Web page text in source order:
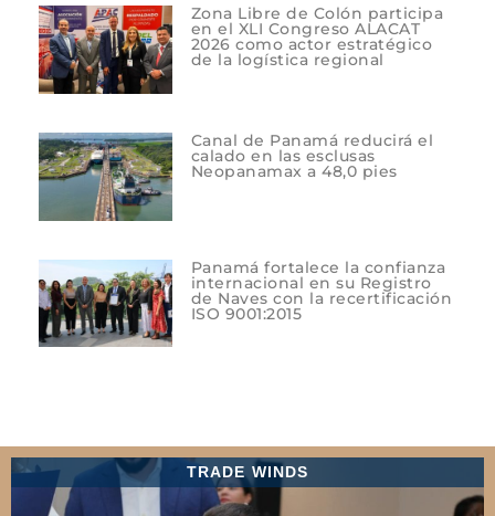
Zona Libre de Colón participa
en el XLI Congreso ALACAT
2026 como actor estratégico
de la logística regional
Canal de Panamá reducirá el
calado en las esclusas
Neopanamax a 48,0 pies
Panamá fortalece la confianza
internacional en su Registro
de Naves con la recertificación
ISO 9001:2015
TRADE WINDS